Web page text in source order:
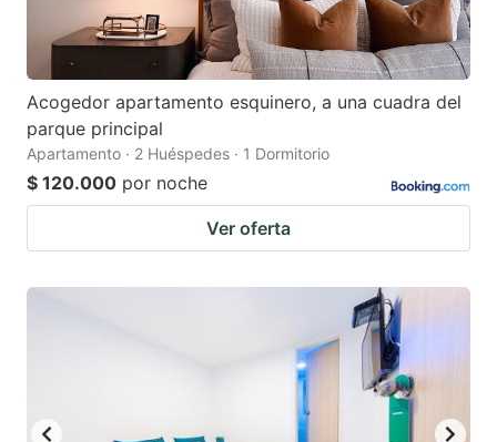
Acogedor apartamento esquinero, a una cuadra del
parque principal
Apartamento · 2 Huéspedes · 1 Dormitorio
$ 120.000 por noche
Ver oferta